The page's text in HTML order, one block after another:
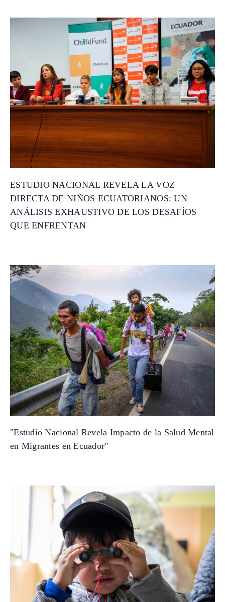
ESTUDIO NACIONAL REVELA LA VOZ
DIRECTA DE NIÑOS ECUATORIANOS: UN
ANÁLISIS EXHAUSTIVO DE LOS DESAFÍOS
QUE ENFRENTAN
"Estudio Nacional Revela Impacto de la Salud Mental
en Migrantes en Ecuador"